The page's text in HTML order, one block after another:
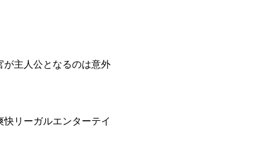
が主人公となるのは意外
リーガルエンターテイ